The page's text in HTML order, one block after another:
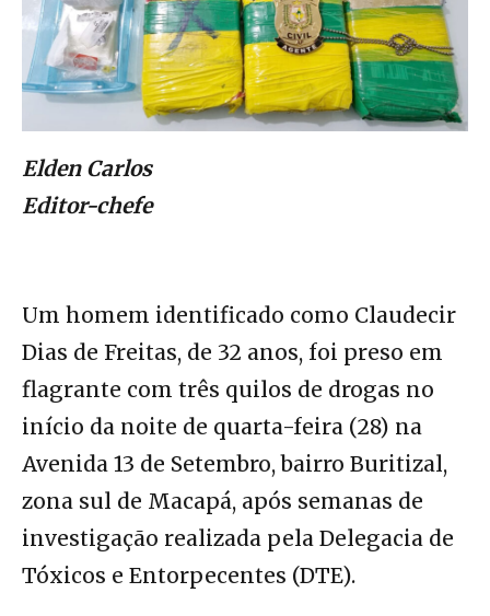
Elden Carlos
Editor-chefe
Um homem identificado como Claudecir
Dias de Freitas, de 32 anos, foi preso em
flagrante com três quilos de drogas no
início da noite de quarta-feira (28) na
Avenida 13 de Setembro, bairro Buritizal,
zona sul de Macapá, após semanas de
investigação realizada pela Delegacia de
Tóxicos e Entorpecentes (DTE).